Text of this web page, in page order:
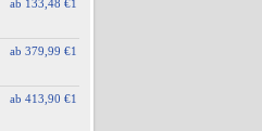
ab 133,48 €1
ab 379,99 €1
ab 413,90 €1